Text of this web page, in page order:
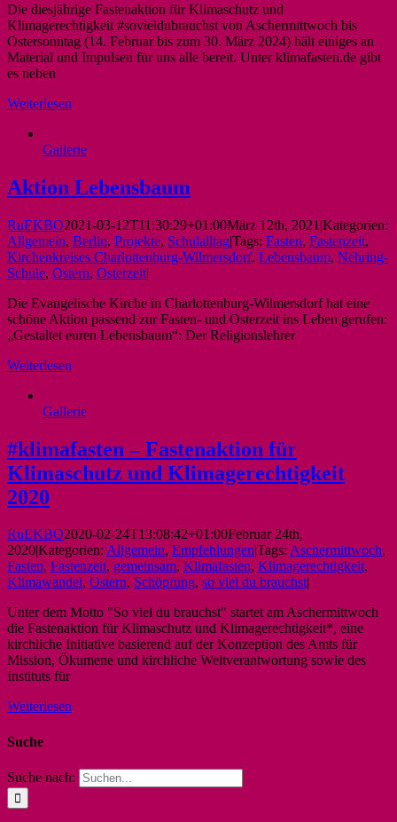
Die diesjährige Fastenaktion für Klimaschutz und
Klimagerechtigkeit #sovieldubrauchst von Aschermittwoch bis
Ostersonntag (14. Februar bis zum 30. März 2024) hält einiges an
Material und Impulsen für uns alle bereit. Unter klimafasten.de gibt
es neben
Weiterlesen
Gallerie
Aktion Lebensbaum
RuEKBO2021-03-12T11:30:29+01:00März 12th, 2021 |Kategorien:
Allgemein, Berlin, Projekte, Schulalltag|Tags: Fasten, Fastenzeit,
Kirchenkreises Charlottenburg-Wilmersdorf, Lebensbaum, Nehring-
Schule, Ostern, Osterzeit|
Die Evangelische Kirche in Charlottenburg-Wilmersdorf hat eine
schöne Aktion passend zur Fasten- und Osterzeit ins Leben gerufen:
„Gestaltet euren Lebensbaum“: Der Religionslehrer
Weiterlesen
Gallerie
#klimafasten – Fastenaktion für
Klimaschutz und Klimagerechtigkeit
2020
RuEKBO2020-02-24T13:08:42+01:00Februar 24th,
2020|Kategorien: Allgemein, Empfehlungen|Tags: Aschermittwoch,
Fasten, Fastenzeit, gemeinsam, Klimafasten, Klimagerechtigkeit,
Klimawandel, Ostern, Schöpfung, so viel du brauchst|
Unter dem Motto "So viel du brauchst" startet am Aschermittwoch
die Fastenaktion für Klimaschutz und Klimagerechtigkeit*, eine
kirchliche Initiative basierend auf der Konzeption des Amts für
Mission, Ökumene und kirchliche Weltverantwortung sowie des
Instituts für
Weiterlesen
Suche
Suche nach: